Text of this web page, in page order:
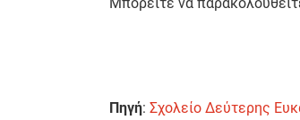
Πηγή: Σχολείο Δεύτερης